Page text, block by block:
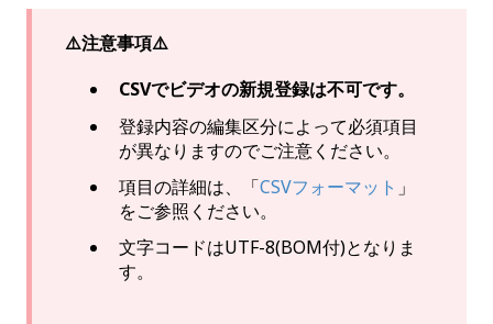
⚠️注意事項⚠️
CSVでビデオの新規登録は不可です。
登録内容の編集区分によって必須項目
が異なりますのでご注意ください。
項目の詳細は、「CSVフォーマット 」
をご参照ください。
文字コードはUTF-8(BOM付)となりま
す。